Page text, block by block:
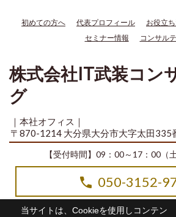
当サイトは、Cookieを使用しコンテン
初めての方へ 代表プロフィール お役立
セミナー情報
コンサル
株式会社IT武装コン
グ
｜本社オフィス｜
〒870-1214 大分県大分市大字太田335
【受付時間】09：00～17：00（
050-3152-